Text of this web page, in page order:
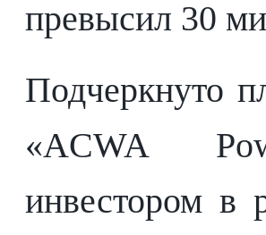
превысил 30
Подчеркнуто
«ACWA
инвестором в